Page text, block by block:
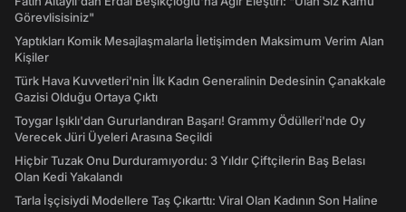
Görevlisisiniz"
Yaptıkları Komik Mesajlaşmalarla İletişimden Maksimum Verim Alan
Kişiler
Türk Hava Kuvvetleri'nin İlk Kadın Generalinin Dedesinin Çanakkale
Gazisi Olduğu Ortaya Çıktı
Toygar Işıklı'dan Gururlandıran Başarı! Grammy Ödülleri'nde Oy
Verecek Jüri Üyeleri Arasına Seçildi
Hiçbir Tuzak Onu Durduramıyordu: 3 Yıldır Çiftçilerin Baş Belası
Olan Kedi Yakalandı
Tarla İşçisiydi Modellere Taş Çıkarttı: Viral Olan Kadının Son Haline